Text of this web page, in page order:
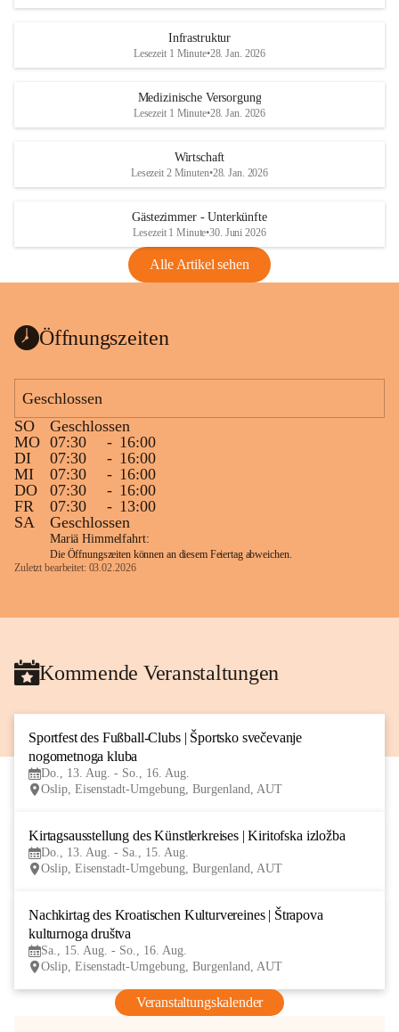
Infrastruktur
Lesezeit 1 Minute•28. Jan. 2026
Medizinische Versorgung
Lesezeit 1 Minute•28. Jan. 2026
Wirtschaft
Lesezeit 2 Minuten•28. Jan. 2026
Gästezimmer - Unterkünfte
Lesezeit 1 Minute•30. Juni 2026
Alle Artikel sehen
Öffnungszeiten
Geschlossen
SO
Geschlossen
MO 07:30 - 16:00
DI
07:30 - 16:00
MI
07:30 - 16:00
DO
07:30 - 16:00
FR
07:30 - 13:00
SA
Geschlossen
Mariä Himmelfahrt:
Die Öffnungszeiten können an diesem Feiertag abweichen.
Zuletzt bearbeitet: 03.02.2026
Kommende Veranstaltungen
Sportfest des Fußball-Clubs | Športsko svečevanje
nogometnoga kluba
Do., 13. Aug. - So., 16. Aug.
Oslip, Eisenstadt-Umgebung, Burgenland, AUT
Kirtagsausstellung des Künstlerkreises | Kiritofska izložba
Do., 13. Aug. - Sa., 15. Aug.
Oslip, Eisenstadt-Umgebung, Burgenland, AUT
Nachkirtag des Kroatischen Kulturvereines | Štrapova
kulturnoga društva
Sa., 15. Aug. - So., 16. Aug.
Oslip, Eisenstadt-Umgebung, Burgenland, AUT
Veranstaltungskalender